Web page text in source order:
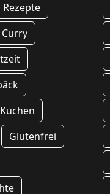
Rezepte
Curry
Kuchen
Glutenfrei